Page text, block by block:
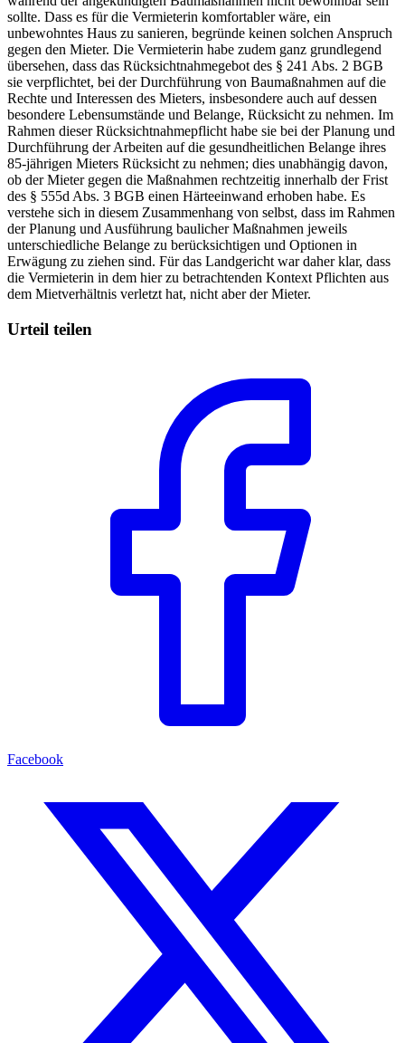
sollte. Dass es für die Vermieterin komfortabler wäre, ein
unbewohntes Haus zu sanieren, begründe keinen solchen Anspruch
gegen den Mieter. Die Vermieterin habe zudem ganz grundlegend
übersehen, dass das Rücksichtnahmegebot des § 241 Abs. 2 BGB
sie verpflichtet, bei der Durchführung von Baumaßnahmen auf die
Rechte und Interessen des Mieters, insbesondere auch auf dessen
besondere Lebensumstände und Belange, Rücksicht zu nehmen. Im
Rahmen dieser Rücksichtnahmepflicht habe sie bei der Planung und
Durchführung der Arbeiten auf die gesundheitlichen Belange ihres
85-jährigen Mieters Rücksicht zu nehmen; dies unabhängig davon,
ob der Mieter gegen die Maßnahmen rechtzeitig innerhalb der Frist
des § 555d Abs. 3 BGB einen Härteeinwand erhoben habe. Es
verstehe sich in diesem Zusammenhang von selbst, dass im Rahmen
der Planung und Ausführung baulicher Maßnahmen jeweils
unterschiedliche Belange zu berücksichtigen und Optionen in
Erwägung zu ziehen sind. Für das Landgericht war daher klar, dass
die Vermieterin in dem hier zu betrachtenden Kontext Pflichten aus
dem Mietverhältnis verletzt hat, nicht aber der Mieter.
Urteil teilen
Facebook